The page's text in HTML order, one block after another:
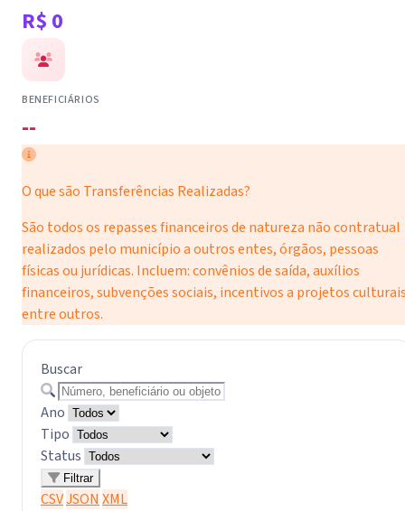
R$ 0
BENEFICIÁRIOS
--
O que são Transferências Realizadas?
São todos os repasses financeiros de natureza não contratual
realizados pelo município a outros entes, órgãos, pessoas
físicas ou jurídicas. Incluem: convênios de saída, auxílios
financeiros, subvenções sociais, incentivos a projetos
entre outros.
Buscar
Ano
Tipo
Status
Filtrar
CSVJSON XML